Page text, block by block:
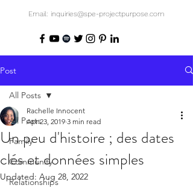
Email: inquiries@spe-projectpurpose.com
Post
All Posts
Family
Community
Relationships
All Posts
Un peu d'histoire ; des dates
clés et données simples
Rachelle Innocent
Apr 23, 2019 3 min read
Updated: Aug 28, 2022